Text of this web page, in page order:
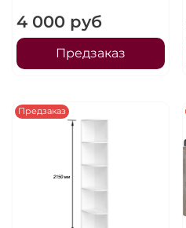
4 000 руб
Предзаказ
Предзаказ